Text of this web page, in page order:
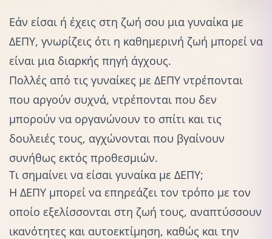
Εάν είσαι ή έχεις στη ζωή σου μια γυναίκα με
ΔΕΠΥ, γνωρίζεις ότι η καθημερινή ζωή μπορεί να
είναι μια διαρκής πηγή άγχους.
Πολλές από τις γυναίκες με ΔΕΠΥ ντρέπονται
που αργούν συχνά, ντρέπονται που δεν
μπορούν να οργανώνουν το σπίτι και τις
δουλειές τους, αγχώνονται που βγαίνουν
συνήθως εκτός προθεσμιών.
Τι σημαίνει να είσαι γυναίκα με ΔΕΠΥ;
Η ΔΕΠΥ μπορεί να επηρεάζει τον τρόπο με τον
οποίο εξελίσσονται στη ζωή τους, αναπτύσσουν
ικανότητες και αυτοεκτίμηση, καθώς και την